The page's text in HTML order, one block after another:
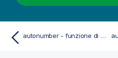
autonumber - funzione di script